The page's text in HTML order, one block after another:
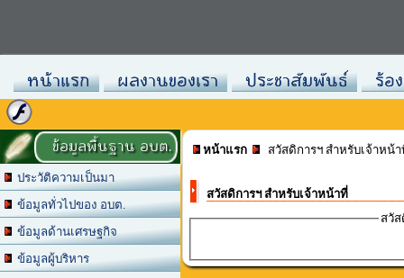
หน้าแรก ผลงานของเรา ประชาสัมพันธ์ ร้อ
ข้อมูลพื้นฐาน อบต.
ประวัติความเป็นมา
ข้อมูลทั่วไปของ อบต.
ข้อมูลด้านเศรษฐกิจ
ข้อมูลผู้บริหาร
หน้าแรก สวัสดิการฯ สำหรับเจ้าหน้
สวัสดิการฯ สำหรับเจ้าหน้าที่
สวั